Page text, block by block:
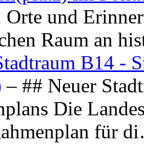
Orte und
Raum an
B14 -
– ## Neuer
Die
für